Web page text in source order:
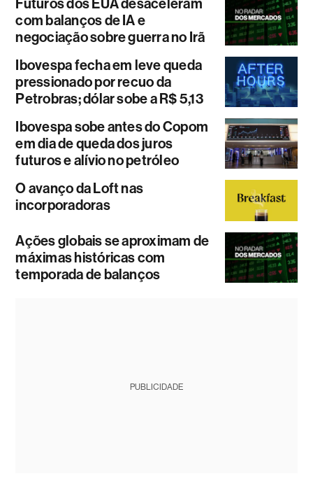
Futuros dos EUA desaceleram
com balanços de IA e
negociação sobre guerra no Irã
Ibovespa fecha em leve queda
pressionado por recuo da
Petrobras; dólar sobe a R$ 5,13
Ibovespa sobe antes do Copom
em dia de queda dos juros
futuros e alívio no petróleo
O avanço da Loft nas
incorporadoras
Ações globais se aproximam de
máximas históricas com
temporada de balanços
PUBLICIDADE